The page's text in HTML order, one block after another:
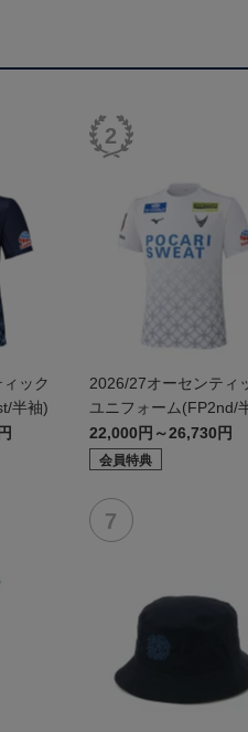
ック
半袖)
2026/27オーセンティ
ユニフォーム(FP2nd/
袖）
22,000円～26,730円
会員特典